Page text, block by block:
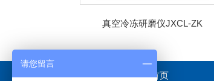
真空冷冻研磨仪JXCL-ZK
首页
请您留言